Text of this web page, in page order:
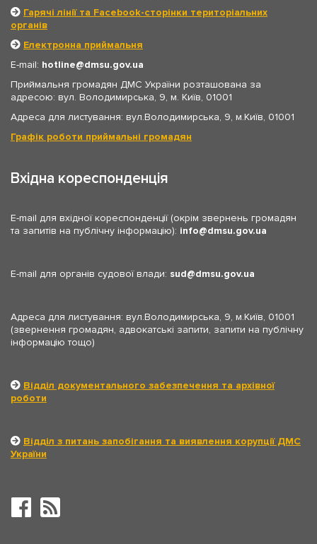
Гарячі лінії та Facebook-сторінки територіальних
органів
Електронна приймальня
E-mail: hotline
dmsu.gov.ua
Приймальня громадян ДМС України розташована за
адресою: вул. Володимирська, 9, м. Київ, 01001
Адреса для листування: вул.Володимирська, 9, м.Київ, 01001
Графік роботи приймальні громадян
Вхідна кореспонденція
E-mail для вхідної кореспонденції (окрім звернень громадян
та запитів на публічну інформацію): info dmsu.gov.ua
E-mail для органів судової влади: sud dmsu.gov.ua
Адреса для листування: вул.Володимирська, 9, м.Київ, 01001
(звернення громадян, адвокатські запити, запити на публічну
інформацію тощо)
Відділ документального забезпечення та архівної
роботи
Відділ з питань запобігання та виявлення корупції ДМС
України